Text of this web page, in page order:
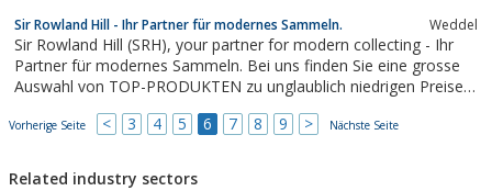
Sir Rowland Hill - Ihr Partner für modernes Sammeln. Weddel
Sir Rowland Hill (SRH), your partner for modern collecting - Ihr
Partner für modernes Sammeln. Bei uns finden Sie eine grosse
Auswahl von TOP-PRODUKTEN zu unglaublich niedrigen Preisen
Hill erhältlich. Qualität, hervorragender Service und kurze
Vorherige Seite < 3 4 5 6 7 8 9 > Nächste Seite
Related industry sectors